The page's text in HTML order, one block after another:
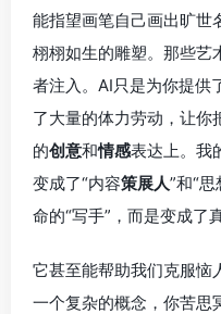
能指望画笔自己画出旷世
栩栩如生的雕塑。那些艺
者注入。AI只是为你提供
了大量的体力劳动，让你
的创意和情感表达上。我
变成了“内容策展人”和“思
命的“写手”，而是变成了
它甚至能帮助我们克服恼
一个复杂的概念，你苦思